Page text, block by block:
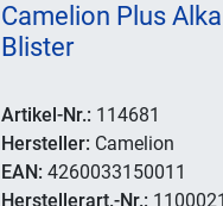
Camelion Plus
Blister
Artikel-Nr.: 114681
Hersteller: Camelion
EAN: 4260033150011
Herstellerart.-Nr.: